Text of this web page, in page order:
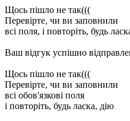
Щось пішло не так(((
Перевірте, чи ви заповнили
всі поля, і повторіть, будь
Ваш відгук успішно
Щось пішло не так(((
Перевірте, чи ви заповнили
всі обов'язкові поля
і повторіть, будь ласка, дію